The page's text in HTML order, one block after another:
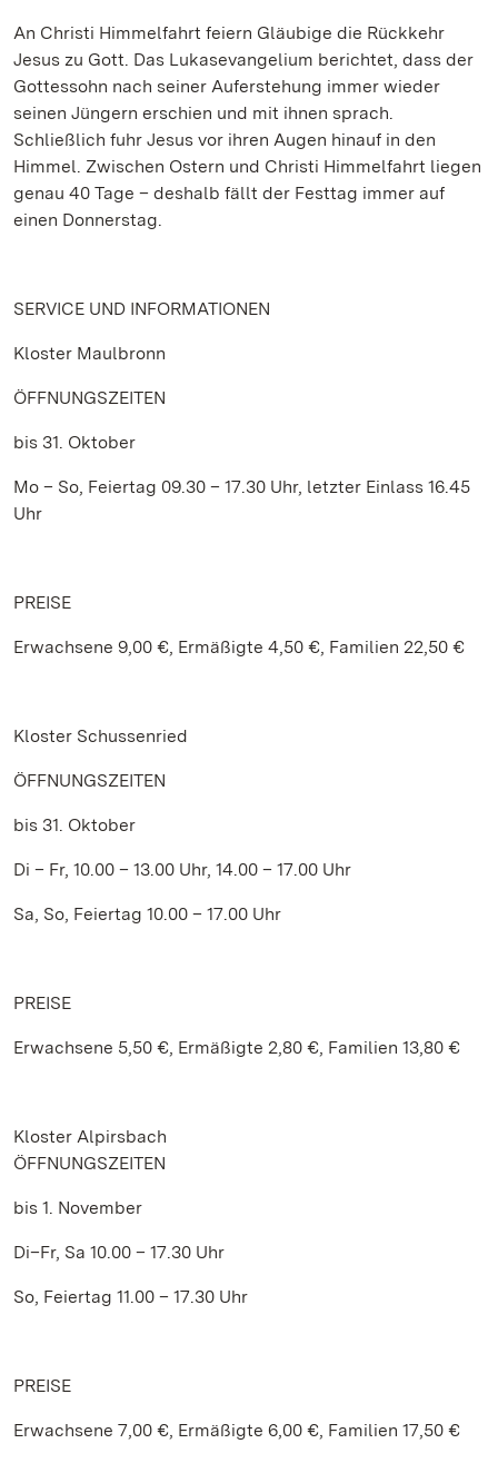
An Christi Himmelfahrt feiern Gläubige die Rückkehr
Jesus zu Gott. Das Lukasevangelium berichtet, dass der
Gottessohn nach seiner Auferstehung immer wieder
seinen Jüngern erschien und mit ihnen sprach.
Schließlich fuhr Jesus vor ihren Augen hinauf in den
Himmel. Zwischen Ostern und Christi Himmelfahrt liegen
genau 40 Tage – deshalb fällt der Festtag immer auf
einen Donnerstag.
SERVICE UND INFORMATIONEN
Kloster Maulbronn
ÖFFNUNGSZEITEN
bis 31. Oktober
Mo – So, Feiertag 09.30 – 17.30 Uhr, letzter Einlass 16.45
Uhr
PREISE
Erwachsene 9,00 €, Ermäßigte 4,50 €, Familien 22,50 €
Kloster Schussenried
ÖFFNUNGSZEITEN
bis 31. Oktober
Di – Fr, 10.00 – 13.00 Uhr, 14.00 – 17.00 Uhr
Sa, So, Feiertag 10.00 – 17.00 Uhr
PREISE
Erwachsene 5,50 €, Ermäßigte 2,80 €, Familien 13,80 €
Kloster Alpirsbach
ÖFFNUNGSZEITEN
bis 1. November
Di–Fr, Sa 10.00 – 17.30 Uhr
So, Feiertag 11.00 – 17.30 Uhr
PREISE
Erwachsene 7,00 €, Ermäßigte 6,00 €, Familien 17,50 €